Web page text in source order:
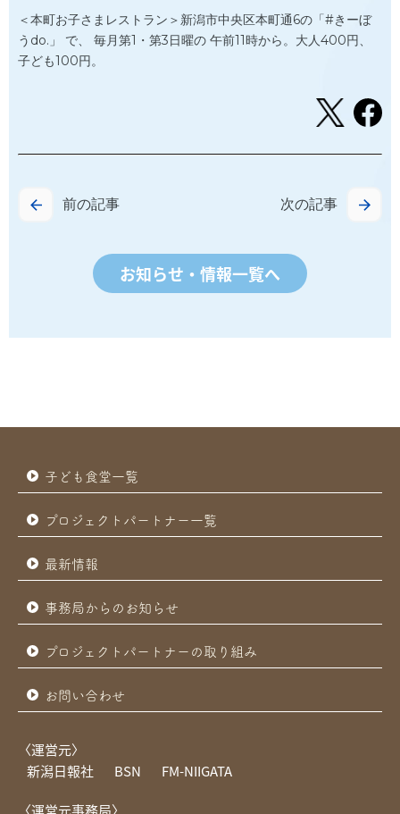
＜本町お子さまレストラン＞新潟市中央区本町通6の「#きーぼ
うdo.」 で、 毎月第1・第3日曜の 午前11時から。大人400円、
子ども100円。
前の記事 次の記事
お知らせ・情報一覧へ
子ども食堂一覧
プロジェクトパートナー一覧
最新情報
事務局からのお知らせ
プロジェクトパートナーの取り組み
お問い合わせ
〈運営元〉
新潟日報社
BSN FM-NIIGATA
〈運営元事務局〉